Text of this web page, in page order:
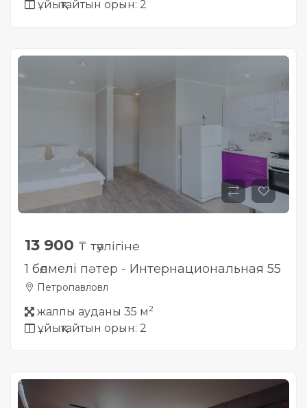
ұйықтайтын орын: 2
13 900 ₸ тәулігіне
1 бөлмелі пәтер - Интернациональная 55
Петропавловл
жалпы ауданы 35 м2
ұйықтайтын орын: 2